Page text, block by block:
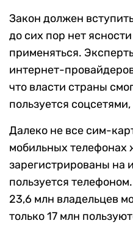
Закон должен
до сих пор нет
применяться.
интернет-
что власти страны
пользуется
Далеко не все сим-
мобильных телефонах
зарегистрированы на
пользуется
23,6 млн владельцев
только 17 млн